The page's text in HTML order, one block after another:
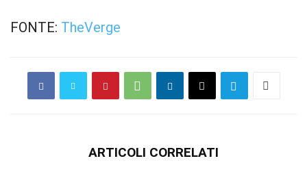
FONTE: TheVerge
ARTICOLI CORRELATI